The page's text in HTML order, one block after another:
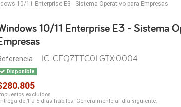
10/11 Enterprise E3 - Sistema Operativo para Empresas
10/11 Enterprise E3 - Sistema
IC-CFQ7TTC0LGTX:0004
Disponible
excluidos
de 1 a 5 días hábiles. Generalmente al día siguiente.